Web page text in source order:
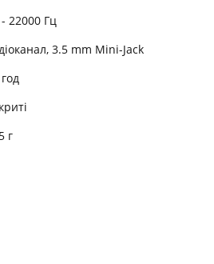
22000 Гц
3.5 mm Mini-Jack
г